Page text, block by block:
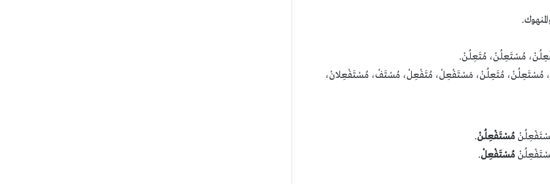
مُسْتَعِلُنْ، مُتَعِلُنْ.
مُتَعِلُنْ، مَسْتَفْعِلْ، مُتَفْعِلْ، مُسْتَفْ، مُسْتَفْعِلانْ،
مُسْتَفْعِلُنْ.
مُسْتَفْعِلْ.